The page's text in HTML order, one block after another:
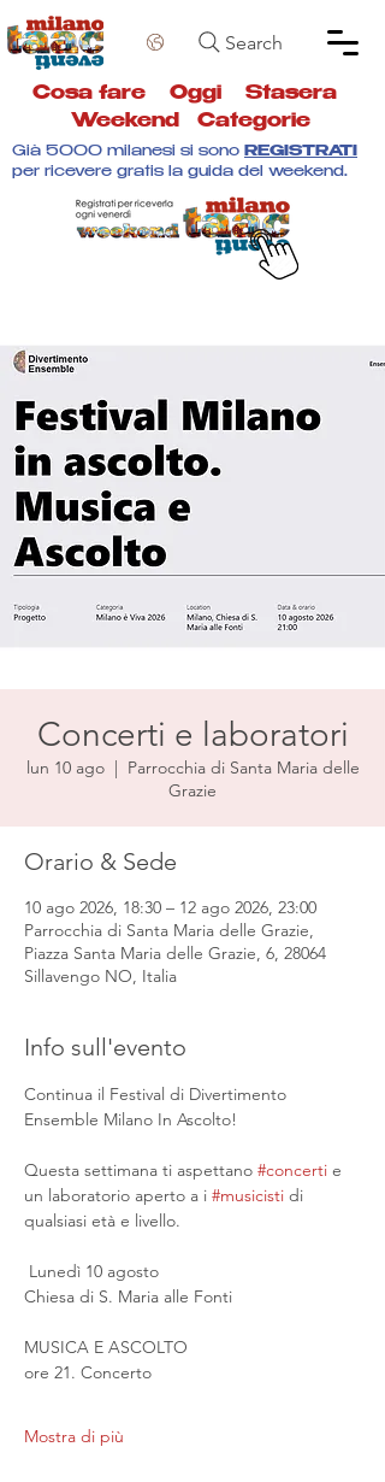
Search
Cosa fare Oggi Stasera
Weekend
Categorie
Già 5000 milanesi si sono REGISTRATI
per ricevere gratis la guida del weekend.
Concerti e laboratori
lun 10 ago
  |
Parrocchia di Santa Maria delle
Grazie
Orario & Sede
10 ago 2026, 18:30 – 12 ago 2026, 23:00
Parrocchia di Santa Maria delle Grazie,
Piazza Santa Maria delle Grazie, 6, 28064
Sillavengo NO, Italia
Info sull'evento
Continua il Festival di Divertimento
Ensemble Milano In Ascolto!
Questa settimana ti aspettano #concerti e
un laboratorio aperto a i #musicisti di
qualsiasi età e livello.
Lunedì 10 agosto
Chiesa di S. Maria alle Fonti
MUSICA E ASCOLTO
ore 21. Concerto
Mostra di più